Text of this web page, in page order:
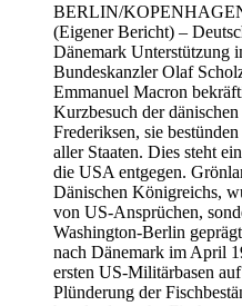
BERLIN/
(Eigener Bericht) –
Dänemark Unterstützung
Bundeskanzler Olaf
Emmanuel Macron
Kurzbesuch der
Frederiksen, sie
aller Staaten. Dies steht
die USA entgegen.
Dänischen Königreichs,
von US-Ansprüchen,
Washington-Berlin
nach Dänemark im April
ersten US-Militärbasen
Plünderung der